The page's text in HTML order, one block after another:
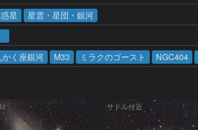
星
星雲・星団・銀河
かく座銀河 M33 ミラクのゴースト NGC404
サドル付近